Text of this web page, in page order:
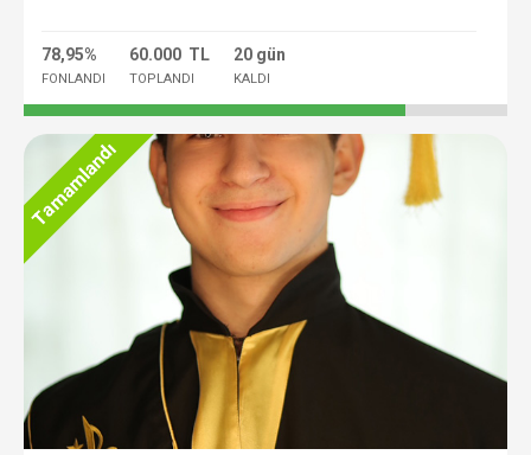
78,95%
FONLANDI
60.000 TL
TOPLANDI
20 gün
KALDI
Tamamlandı